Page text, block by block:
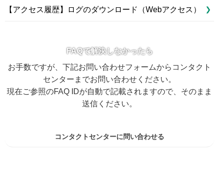
【アクセス履歴】ログのダウンロード（Webアクセス）
FAQで解決しなかったら
お手数ですが、下記お問い合わせフォームからコンタクト
センターまでお問い合わせください。
現在ご参照のFAQ IDが自動で記載されますので、そのまま
送信ください。
コンタクトセンターに問い合わせる